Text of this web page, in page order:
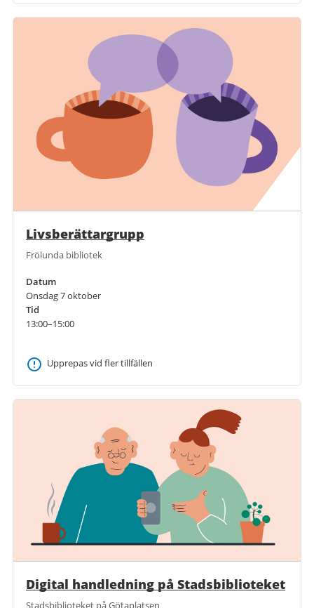
Livsberättargrupp
Frölunda bibliotek
Datum
Onsdag 7 oktober
Tid
13:00–15:00
Upprepas vid fler tillfällen
Digital handledning på Stadsbiblioteket
Stadsbiblioteket på Götaplatsen